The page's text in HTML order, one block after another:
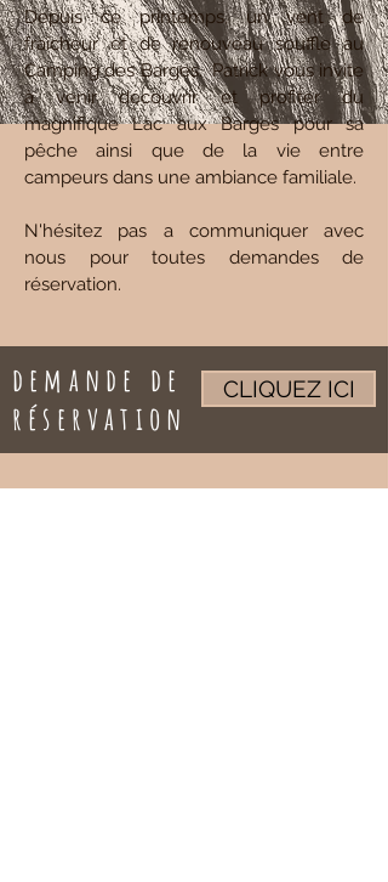
Depuis ce printemps, un vent de
fraîcheur et de renouveau souffle au
Camping des Barges. Patrick vous invite
à venir découvrir et profiter du
magnifique Lac aux Barges pour sa
pêche ainsi que de la vie entre
campeurs dans une ambiance familiale.
N'hésitez pas a communiquer avec
nous pour toutes demandes de
réservation.
demande de
réservation
CLIQUEZ ICI